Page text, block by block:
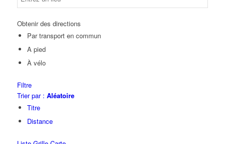
Obtenir des directions
Par transport en commun
A pied
À vélo
Filtre
Trier par : Aléatoire
Titre
Distance